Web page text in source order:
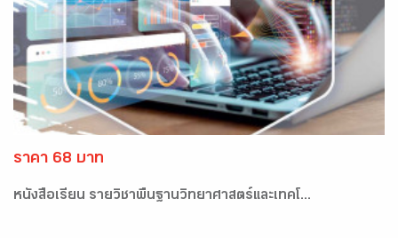
ราคา 68 บาท
หนังสือเรียน รายวิชาพื้นฐานวิทยาศาสตร์และเทคโ...